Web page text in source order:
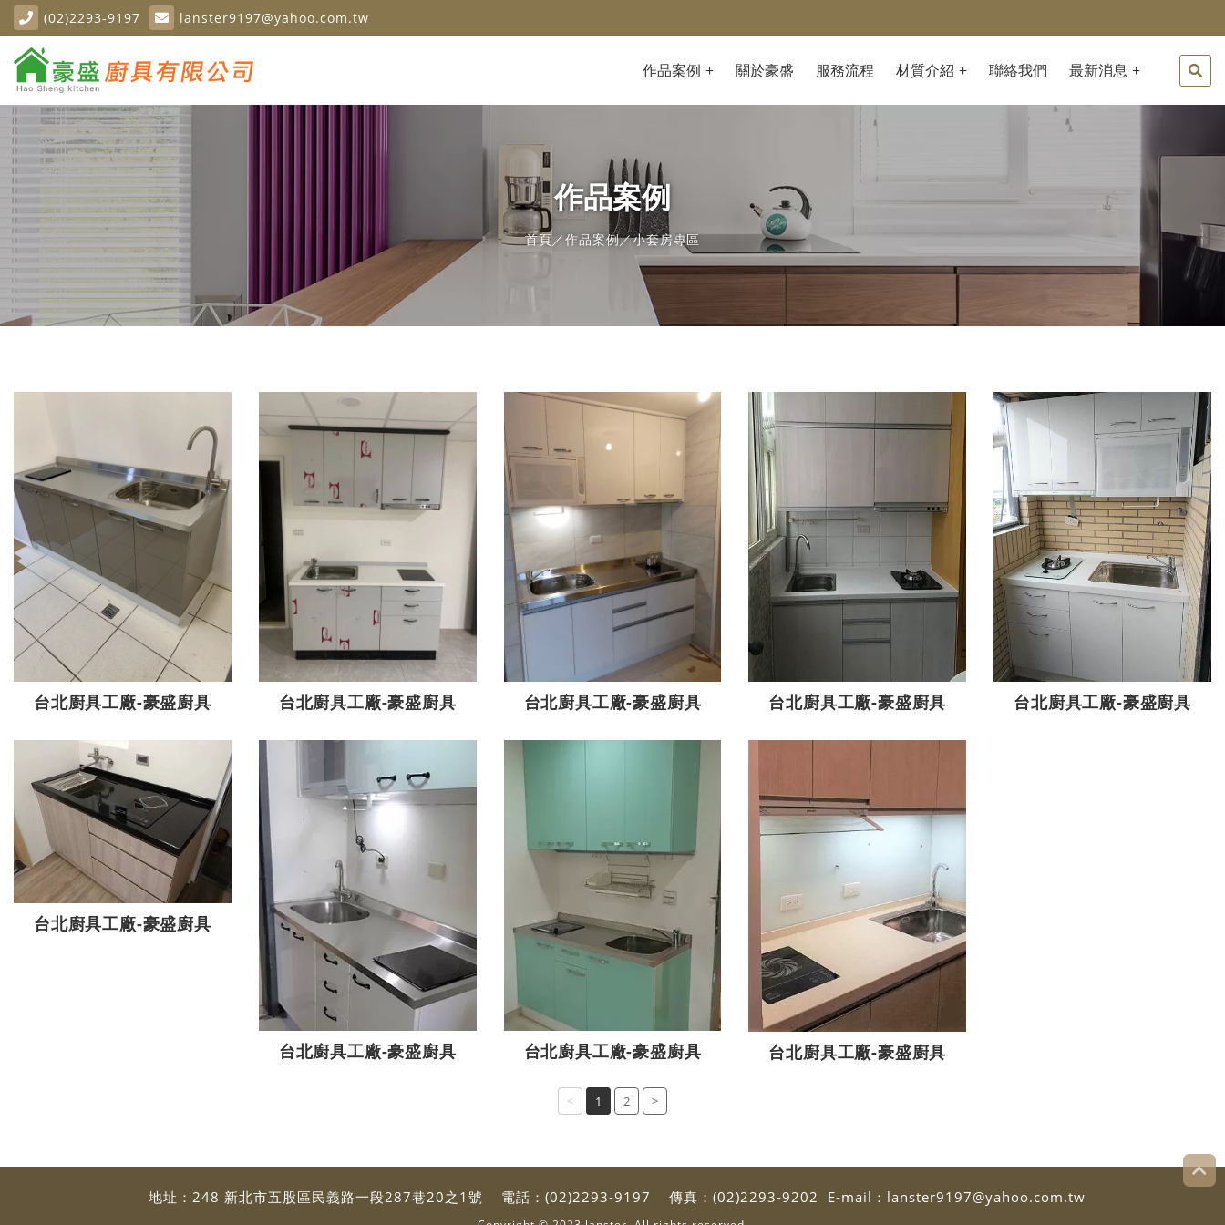
(02)2293-9197 lanster9197@yahoo.com.tw
作品案例 關於豪盛 服務流程 材質介紹 聯絡我們 最新消息
作品案例
首頁／作品案例／小套房專區
台北廚具工廠-豪盛廚具 台北廚具工廠-豪盛廚具 台北廚具工廠-豪盛廚具 台北廚具工廠-豪盛廚具 台北廚具工廠-豪盛廚具
台北廚具工廠-豪盛廚具
台北廚具工廠-豪盛廚具 台北廚具工廠-豪盛廚具 台北廚具工廠-豪盛廚具
< 1 2 >
地址： 248 新北市五股區民義路一段287巷20之1號 電話： (02)2293-9197 傳真：(02)2293-9202 E-mail： lanster9197@yahoo.com.tw